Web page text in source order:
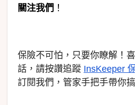
關注我們 ！
保險不可怕，只要你瞭解！
話，請按讚追蹤 InsKeeper
訂閱我們，管家手把手帶你搞